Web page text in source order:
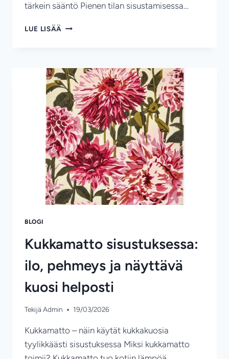
tärkein sääntö Pienen tilan sisustamisessa…
LUE LISÄÄ PIENEN
OIKEAN
KOKOISET
KALUSTEET
RATKAISEVAT
BLOGI
Kukkamatto sisustuksessa:
ilo, pehmeys ja näyttävä
kuosi helposti
Tekijä Admin 19/03/2026
Kukkamatto – näin käytät kukkakuosia
tyylikkäästi sisustuksessa Miksi kukkamatto